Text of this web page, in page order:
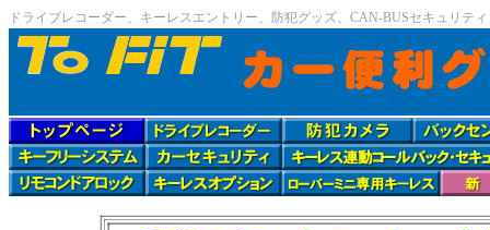
ドライブレコーダー、キーレスエントリー、防犯グッズ、CAN-BUSセキュリ